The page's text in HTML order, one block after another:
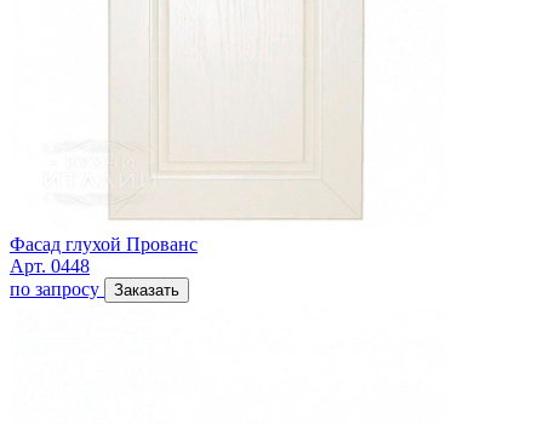
Фасад глухой Прованс
Арт. 0448
по запросу
Заказать